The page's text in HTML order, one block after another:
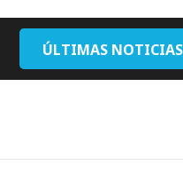
ÚLTIMAS NOTICIAS